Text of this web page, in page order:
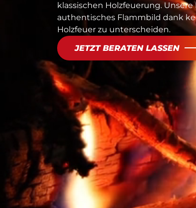
klassischen Holzfeuerung.
authentisches Flammbild dank
Holzfeuer zu unterscheiden.
JETZT BERATEN LASSEN